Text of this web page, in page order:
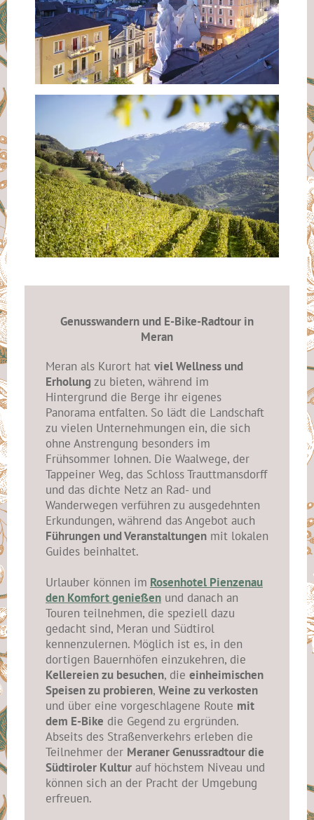
Genusswandern und E-Bike-Radtour in
Meran
Meran als Kurort hat viel Wellness und
Erholung zu bieten, während im
Hintergrund die Berge ihr eigenes
Panorama entfalten. So lädt die Landschaft
zu vielen Unternehmungen ein, die sich
ohne Anstrengung besonders im
Frühsommer lohnen. Die Waalwege, der
Tappeiner Weg, das Schloss Trauttmansdorff
und das dichte Netz an Rad- und
Wanderwegen verführen zu ausgedehnten
Erkundungen, während das Angebot auch
Führungen und Veranstaltungen mit lokalen
Guides beinhaltet.
Urlauber können im Rosenhotel Pienzenau
den Komfort genießen und danach an
Touren teilnehmen, die speziell dazu
gedacht sind, Meran und Südtirol
kennenzulernen. Möglich ist es, in den
dortigen Bauernhöfen einzukehren, die
Kellereien zu besuchen, die einheimischen
Speisen zu probieren, Weine zu verkosten
und über eine vorgeschlagene Route mit
dem E-Bike die Gegend zu ergründen.
Abseits des Straßenverkehrs erleben die
Teilnehmer der Meraner Genussradtour die
Südtiroler Kultur auf höchstem Niveau und
können sich an der Pracht der Umgebung
erfreuen.